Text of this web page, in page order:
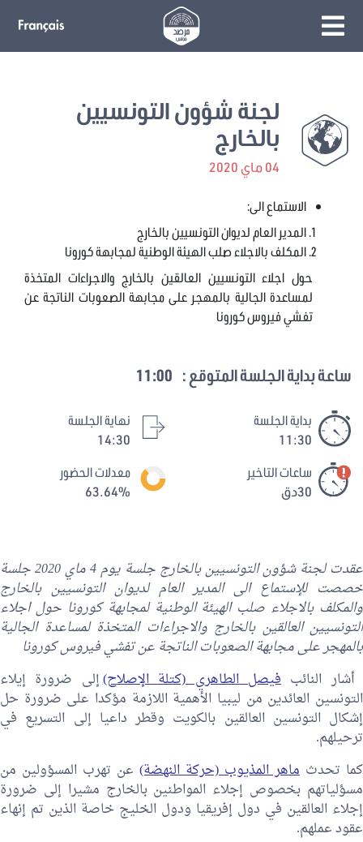
لجنة شؤون التونسيين
بالخارج
04 ماي 2020
الاستماع الى:
المدير العام لديوان التونسيين بالخارج
المكلف بالاجلاء صلب الهيئة الوطنية لمجابهة كورونا
حول اجلاء التونسيين العالقين بالخارج والاجراءات المتخذة
لمساعدة الجالية بالمهجر على مجابهة الصعوبات الناتجة عن
تفشي فيروس كورونا
ساعة بداية الجلسة المتوقع : 11:00
بداية الجلسة
11:30
نهاية الجلسة
14:30
ساعات التاخير
30دق
معدلات الحضور
63.64%
عقدت لجنة شؤون التونسيين بالخارج جلسة يوم 4 ماي 2020 جلسة
خصصت للإستماع الى المدير العام لديوان التونسيين بالخارج
والمكلف بالاجلاء صلب الهيئة الوطنية لمجابهة كورونا حول اجلاء
التونسيين العالقين بالخارج والاجراءات المتخذة لمساعدة الجالية
بالمهجر على مجابهة الصعوبات الناتجة عن تفشي فيروس كورونا
أشار النائبفيصل الطاهري (كتلة الإصلاح)إلى ضرورة إيلاء
التونسين العائدين من ليبيا الأهمية اللازمة مؤكدا على ضرورة حل
إشكال التونسين العالقين بالكويت وقطر داعيا إلى التسريع في
ترحيلهم.
كما تحدث ماهر المذيوب (حركة النهضة) عن تهرب المسؤولين من
مسؤلياتهم بخصوص إجلاء المواطنين بالخارج مشيرا إلى ضرورة
إجلاء العالقين في دول إفريقيا ودول الخليج خاصة الذين تم إنهاء
عقود عملهم.